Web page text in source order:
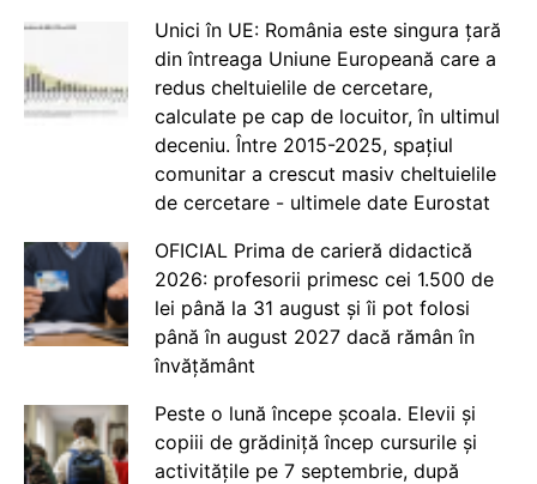
Unici în UE: România este singura țară
din întreaga Uniune Europeană care a
redus cheltuielile de cercetare,
calculate pe cap de locuitor, în ultimul
deceniu. Între 2015-2025, spațiul
comunitar a crescut masiv cheltuielile
de cercetare - ultimele date Eurostat
OFICIAL Prima de carieră didactică
2026: profesorii primesc cei 1.500 de
lei până la 31 august și îi pot folosi
până în august 2027 dacă rămân în
învățământ
Peste o lună începe școala. Elevii și
copiii de grădiniță încep cursurile și
activitățile pe 7 septembrie, după